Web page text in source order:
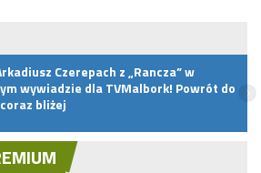
Czerepach z „Rancza” w
wywiadzie dla TVMalbork! Powrót do
bliżej